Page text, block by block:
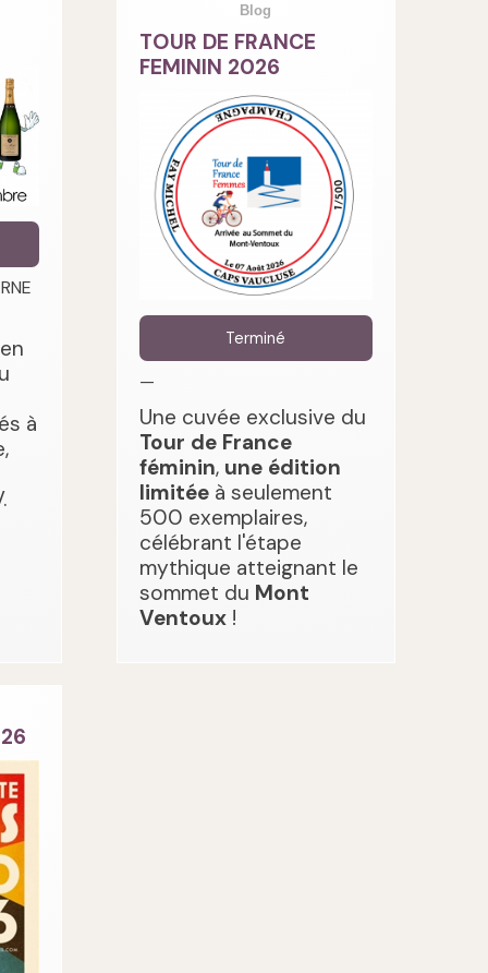
à
Blog
TOUR DE FRANCE
FEMININ 2026
Terminé
—
Une cuvée exclusive du
Tour de France
féminin, une édition
limitéeà seulement
500 exemplaires,
célébrant l'étape
mythique atteignant le
sommet du Mont
Ventoux !